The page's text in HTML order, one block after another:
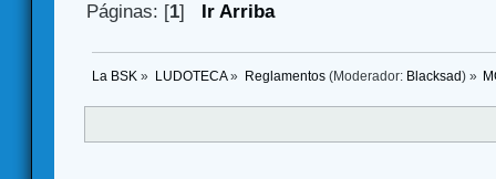
Páginas: [1] Ir Arriba
La BSK » LUDOTECA» Reglamentos(Moderador: Blacksad) »